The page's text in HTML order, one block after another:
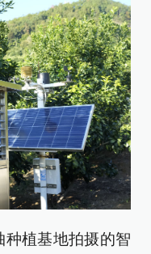
种植基地拍摄的智